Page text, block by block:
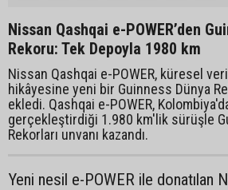
Nissan Qashqai e-POWER’den
Rekoru: Tek Depoyla 1980 km
Nissan Qashqai e-POWER, küresel
hikâyesine yeni bir Guinness Dünya
ekledi. Qashqai e-POWER,
gerçekleştirdiği 1.980 km'lik sürüşle
Rekorları unvanı kazandı.
Yeni nesil e-POWER ile donatılan